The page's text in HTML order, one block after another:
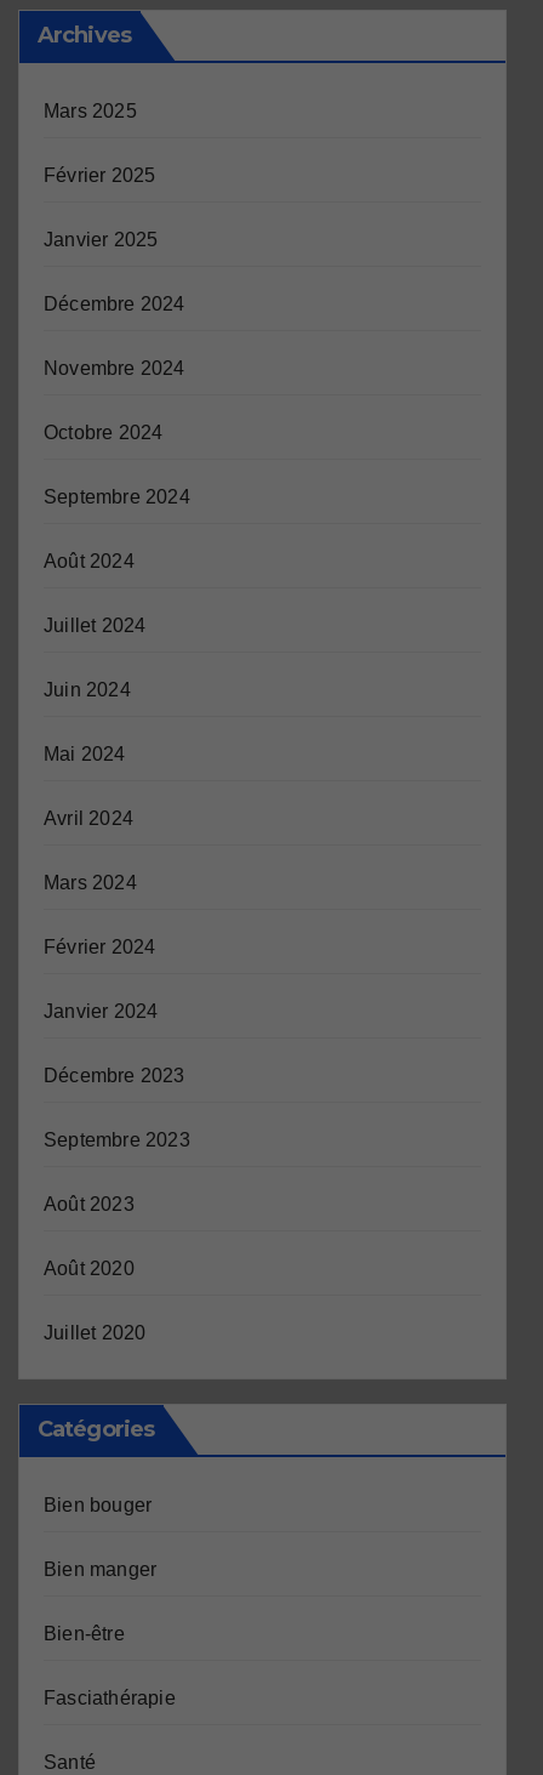
Archives
Mars 2025
Février 2025
Janvier 2025
Décembre 2024
Novembre 2024
Octobre 2024
Septembre 2024
Août 2024
Juillet 2024
Juin 2024
Mai 2024
Avril 2024
Mars 2024
Février 2024
Janvier 2024
Décembre 2023
Septembre 2023
Août 2023
Août 2020
Juillet 2020
Catégories
Bien bouger
Bien manger
Bien-être
Fasciathérapie
Santé